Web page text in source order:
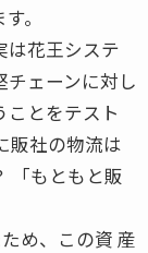
。
は花王システ
ェーンに対し
とをテスト
販社の物流は
「もともと販
め、この資 産